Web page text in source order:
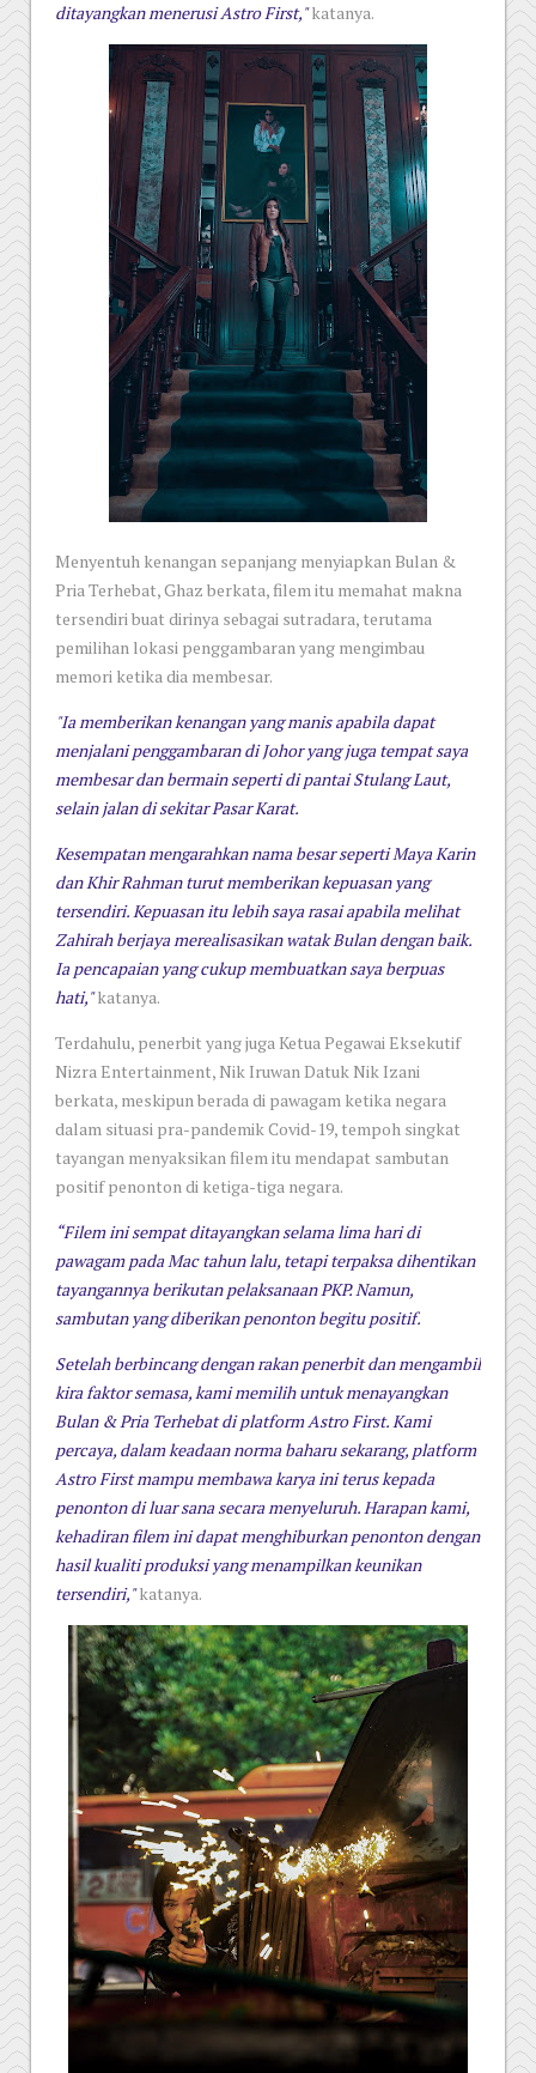
ditayangkan menerusi Astro First,"katanya.
Menyentuh kenangan sepanjang menyiapkan Bulan &
Pria Terhebat, Ghaz berkata, filem itu memahat makna
tersendiri buat dirinya sebagai sutradara, terutama
pemilihan lokasi penggambaran yang mengimbau
memori ketika dia membesar.
"Ia memberikan kenangan yang manis apabila dapat
menjalani penggambaran di Johor yang juga tempat saya
membesar dan bermain seperti di pantai Stulang Laut,
selain jalan di sekitar Pasar Karat.
Kesempatan mengarahkan nama besar seperti Maya Karin
dan Khir Rahman turut memberikan kepuasan yang
tersendiri. Kepuasan itu lebih saya rasai apabila melihat
Zahirah berjaya merealisasikan watak Bulan dengan baik.
Ia pencapaian yang cukup membuatkan saya berpuas
hati,"katanya.
Terdahulu, penerbit yang juga Ketua Pegawai Eksekutif
Nizra Entertainment, Nik Iruwan Datuk Nik Izani
berkata, meskipun berada di pawagam ketika negara
dalam situasi pra-pandemik Covid-19, tempoh singkat
tayangan menyaksikan filem itu mendapat sambutan
positif penonton di ketiga-tiga negara.
“Filem ini sempat ditayangkan selama lima hari di
pawagam pada Mac tahun lalu, tetapi terpaksa dihentikan
tayangannya berikutan pelaksanaan PKP. Namun,
sambutan yang diberikan penonton begitu positif.
Setelah berbincang dengan rakan penerbit dan mengambil
kira faktor semasa, kami memilih untuk menayangkan
Bulan & Pria Terhebat di platform Astro First. Kami
percaya, dalam keadaan norma baharu sekarang, platform
Astro First mampu membawa karya ini terus kepada
penonton di luar sana secara menyeluruh. Harapan kami,
kehadiran filem ini dapat menghiburkan penonton dengan
hasil kualiti produksi yang menampilkan keunikan
tersendiri,"katanya.